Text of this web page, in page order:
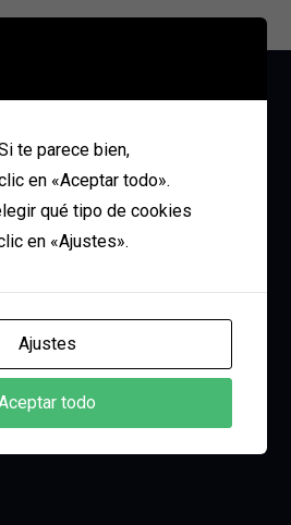
Antioquia
te parece bien,
en «Aceptar todo».
qué tipo de cookies
en «Ajustes».
Ajustes
todo